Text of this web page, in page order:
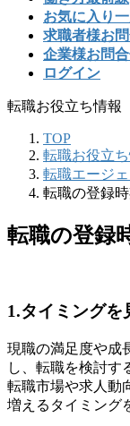
お気に入り
求職者様お
企業様お問
ログイン
転職お役立ち情
TOP
転職お役立
転職エージ
転職の登録
転職の登録
1.タイミングを
現職の満足度や成
し、転職を検討す
転職市場や求人動
増えるタイミング